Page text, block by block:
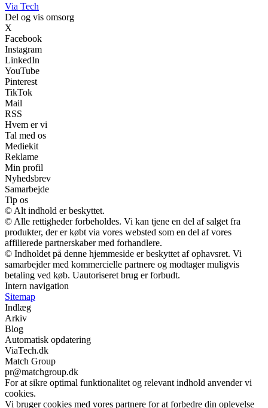
Via Tech
Del og vis omsorg
X
Facebook
Instagram
LinkedIn
YouTube
Pinterest
TikTok
Mail
RSS
Hvem er vi
Tal med os
Mediekit
Reklame
Min profil
Nyhedsbrev
Samarbejde
Tip os
© Alt indhold er beskyttet.
© Alle rettigheder forbeholdes. Vi kan tjene en del af salget fra
produkter, der er købt via vores websted som en del af vores
affilierede partnerskaber med forhandlere.
© Indholdet på denne hjemmeside er beskyttet af ophavsret. Vi
samarbejder med kommercielle partnere og modtager muligvis
betaling ved køb. Uautoriseret brug er forbudt.
Intern navigation
Sitemap
Indlæg
Arkiv
Blog
Automatisk opdatering
ViaTech.dk
Match Group
pr@matchgroup.dk
For at sikre optimal funktionalitet og relevant indhold anvender vi
cookies.
Vi bruger cookies med vores partnere for at forbedre din oplevelse